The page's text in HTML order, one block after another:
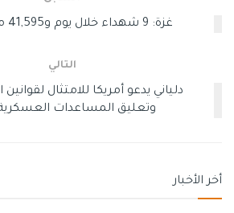
غزة: 9 شهداء خلال يوم و41,595 منذ بدء الحرب
التالي
دلياني يدعو أمريكا للامتثال لقوانين
وتعليق المساعدات
أخر الأخبار